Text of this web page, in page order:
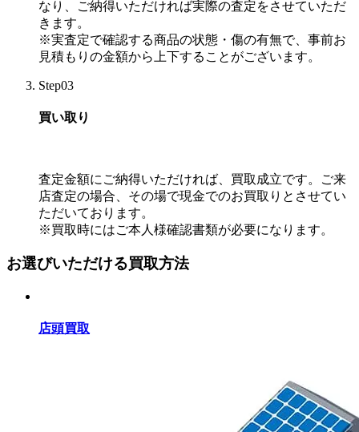
なり、ご納得いただければ実際の査定をさせていただ
きます。
※実査定で確認する商品の状態・傷の有無で、事前お
見積もりの金額から上下することがございます。
Step03
買い取り
査定金額にご納得いただければ、買取成立です。ご来
店査定の場合、その場で現金でのお買取りとさせてい
ただいております。
※買取時にはご本人様確認書類が必要になります。
お選びいただける買取方法
店頭買取